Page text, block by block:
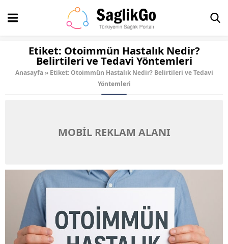
Etiket: Otoimmün Hastalık Nedir?
Belirtileri ve Tedavi Yöntemleri
Anasayfa » Etiket: Otoimmün Hastalık Nedir? Belirtileri ve Tedavi
Yöntemleri
MOBİL REKLAM ALANI